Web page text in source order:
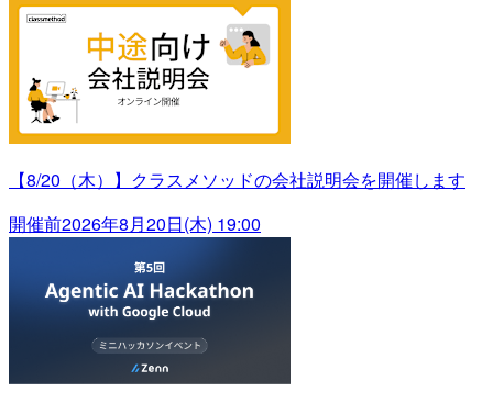
【8/20（木）】クラスメソッドの会社説明会を開催します
開催前2026年8月20日(木) 19:00